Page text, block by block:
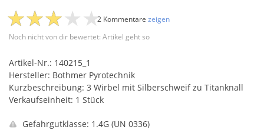
Noch nicht von dir bewertet: Artikel geht so
2 Kommentare zeigen
Artikel-Nr.: 140215_1
Hersteller: Bothmer Pyrotechnik
Kurzbeschreibung: 3 Wirbel mit Silberschweif zu Titanknall
Verkaufseinheit: 1 Stück
Gefahrgutklasse: 1.4G (UN 0336)